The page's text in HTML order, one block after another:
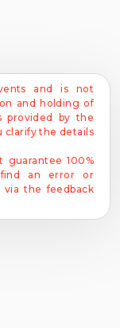
and is not
and holding of
provided by the
clarify the details
100%
an error or
via the feedback